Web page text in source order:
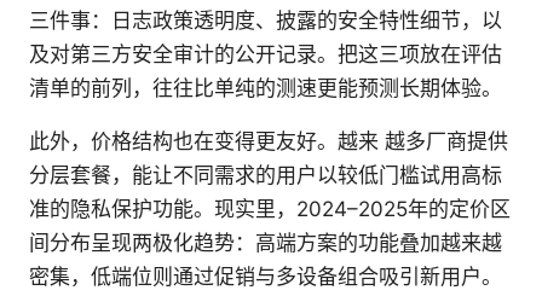
三件事：日志政策透明度、披露的安全特性细节，以
及对第三方安全审计的公开记录。把这三项放在评估
清单的前列，往往比单纯的测速更能预测长期体验。
此外，价格结构也在变得更友好。越来 越多厂商提供
分层套餐，能让不同需求的用户以较低门槛试用高标
准的隐私保护功能。现实里，2024–2025年的定价区
间分布呈现两极化趋势：高端方案的功能叠加越来越
密集，低端位则通过促销与多设备组合吸引新用户。